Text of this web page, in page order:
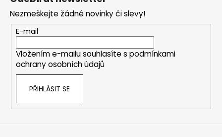
Nezmeškejte žádné novinky či slevy!
E-mail
Vložením e-mailu souhlasíte s podmínkami
ochrany osobních údajů
PŘIHLÁSIT SE